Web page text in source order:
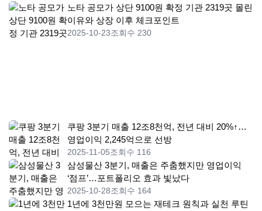
노타 공모가 상단 9100원 확정 기관 2319곳 몰린
이유와 상장 이후 체크포인트
2025-10-23조회수 230
쿠팡 3분기 매출 12조8천억, 전년 대비 20%↑…
영업이익 2,245억으로 선방
2025-11-05조회수 116
삼성물산 3분기, 매출은 주춤했지만 영업이익
‘점프’…포트폴리오 효과 빛났다
2025-10-28조회수 164
1년에 3천만원 모으는 재테크 원칙과 실천 루틴